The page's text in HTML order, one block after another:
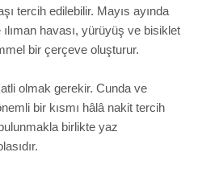
tercih edilebilir. Mayıs ayında
havası, yürüyüş ve bisiklet
bir çerçeve oluşturur.
olmak gerekir. Cunda ve
bir kısmı hâlâ nakit tercih
birlikte yaz